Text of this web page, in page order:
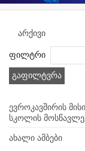
არქივი
ფილტრი
გაფილტვრა
ევროკავშირის
სკოლის
ახალი ამბები